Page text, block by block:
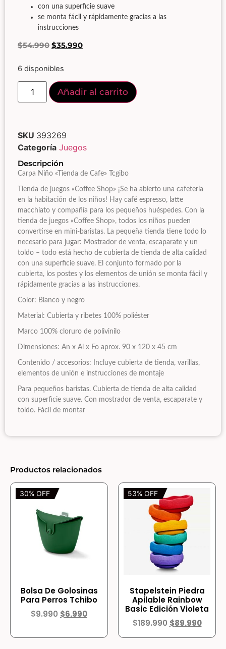
con una superficie suave
se monta fácil y rápidamente gracias a las
instrucciones
$54.990 $35.990
6 disponibles
Añadir al carrito
SKU 393269
Categoría Juegos
Descripción
Carpa Niño «Tienda de Cafe» Tcgibo
Tienda de juegos «Coffee Shop» ¡Se ha abierto una cafetería
en la habitación de los niños! Hay café espresso, latte
macchiato y compañía para los pequeños huéspedes. Con la
tienda de juegos «Coffee Shop», todos los niños pueden
convertirse en mini-baristas. La pequeña tienda tiene todo lo
necesario para jugar: Mostrador de venta, escaparate y un
toldo – todo está hecho de cubierta de tienda de alta calidad
con una superficie suave. El conjunto formado por la
cubierta, los postes y los elementos de unión se monta fácil y
rápidamente gracias a las instrucciones.
Color: Blanco y negro
Material: Cubierta y ribetes 100% poliéster
Marco 100% cloruro de polivinilo
Dimensiones: An x Al x Fo aprox. 90 x 120 x 45 cm
Contenido / accesorios: Incluye cubierta de tienda, varillas,
elementos de unión e instrucciones de montaje
Para pequeños baristas. Cubierta de tienda de alta calidad
con superficie suave. Con mostrador de venta, escaparate y
toldo. Fácil de montar
Productos relacionados
30% OFF
Bolsa De Golosinas
Para Perros Tchibo
$9.990 $6.990
53% OFF
Stapelstein Piedra
Apilable Rainbow
Basic Edición Violeta
$189.990 $89.990